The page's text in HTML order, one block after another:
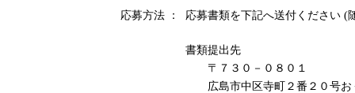
応募方法 ： 応募書類を下記へ送付ください (
書類提出先
〒７３０－０８０１
広島市中区寺町２番２０号お